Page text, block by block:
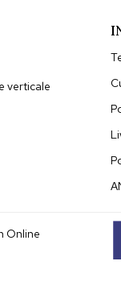
verticale
Online